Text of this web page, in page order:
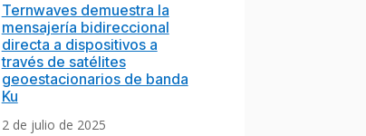
Ternwaves demuestra la
mensajería bidireccional
directa a dispositivos a
través de satélites
geoestacionarios de banda
Ku
2 de julio de 2025